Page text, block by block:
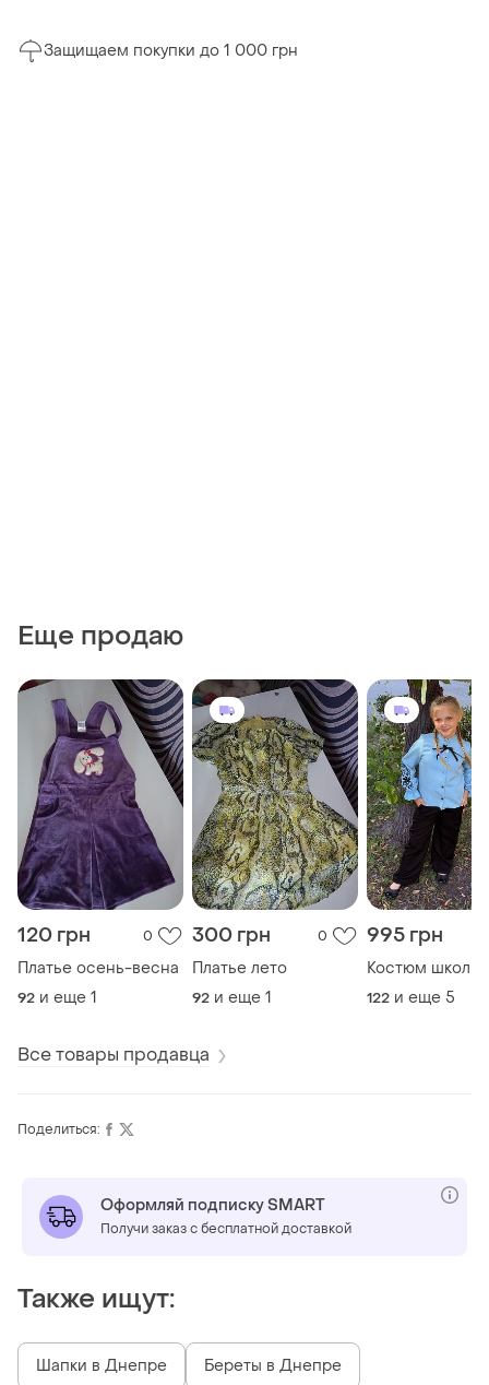
Защищаем покупки до 1 000 грн
Еще продаю
120 грн 0
Платье осень-весна
92 и еще 1
300 грн 0
Платье лето
92 и еще 1
995 грн
Костюм
122 и еще 5
Все товары продавца
Поделиться:
Оформляй подписку SMART
Получи заказ с бесплатной доставкой
Также ищут:
Шапки в Днепре Береты в Днепре